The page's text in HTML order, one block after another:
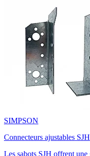
SIMPSON
Connecteurs ajustables SJH
Les sabots SJH offrent